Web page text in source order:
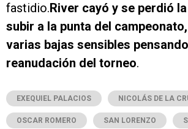
fastidio.River cayó y se perdió
subir a la punta del
varias bajas sensibles
reanudación del torneo.
EXEQUIEL PALACIOS NICOLÁS DE LA
OSCAR ROMERO SAN LORENZO